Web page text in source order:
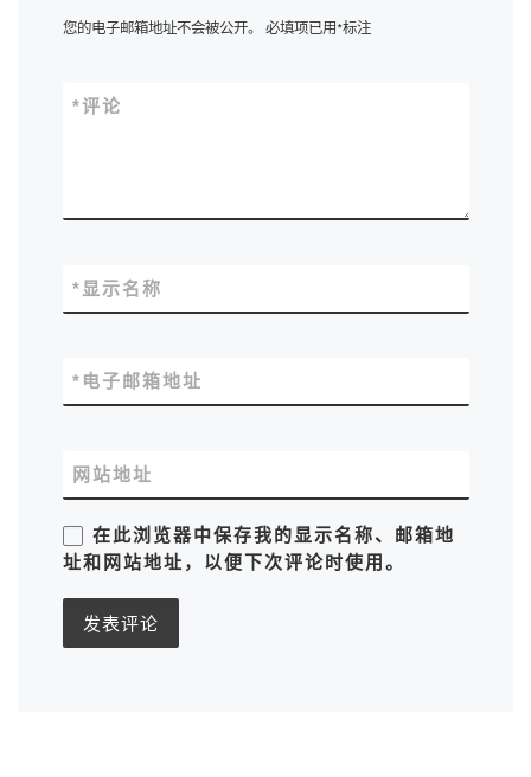
您的电子邮箱地址不会被公开。 必填项已用*标注
评论
*
显示名称
*
电子邮箱地址
*
网站地址
在此浏览器中保存我的显示名称、邮箱地
址和网站地址，以便下次评论时使用。